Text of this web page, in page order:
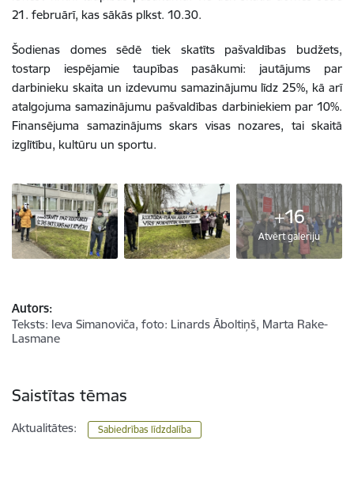
21. februārī, kas sākās plkst. 10.30.
Šodienas domes sēdē tiek skatīts pašvaldības budžets,
tostarp iespējamie taupības pasākumi: jautājums par
darbinieku skaita un izdevumu samazinājumu līdz 25%, kā arī
atalgojuma samazinājumu pašvaldības darbiniekiem par 10%.
Finansējuma samazinājums skars visas nozares, tai skaitā
izglītību, kultūru un sportu.
+16
Atvērt galeriju
Autors:
Teksts: Ieva Simanoviča, foto: Linards Āboltiņš, Marta Rake-
Lasmane
Saistītas tēmas
Aktualitātes: Sabiedrības līdzdalība